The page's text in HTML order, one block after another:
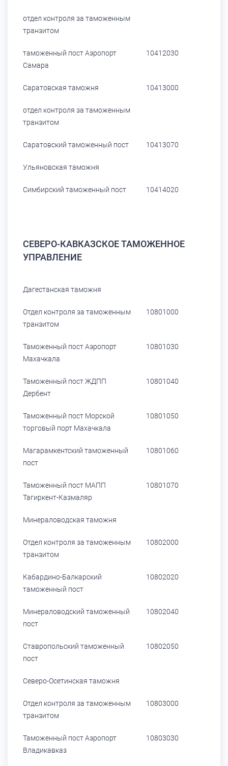
отдел контроля за таможенным
транзитом
таможенный пост Аэропорт
Самара
10412030
Саратовская таможня 10413000
отдел контроля за таможенным
транзитом
Саратовский таможенный пост 10413070
Ульяновская таможня
Симбирский таможенный пост 10414020
СЕВЕРО-КАВКАЗСКОЕ ТАМОЖЕННОЕ
УПРАВЛЕНИЕ
Дагестанская таможня
Отдел контроля за таможенным
транзитом
10801000
Таможенный пост Аэропорт
Махачкала
10801030
Таможенный пост ЖДПП
Дербент
10801040
Таможенный пост Морской
торговый порт Махачкала
10801050
Магарамкентский таможенный
пост
10801060
Таможенный пост МАПП
Тагиркент-Казмаляр
10801070
Минераловодская таможня
Отдел контроля за таможенным
транзитом
10802000
Кабардино-Балкарский
таможенный пост
10802020
Минераловодский таможенный
пост
10802040
Ставропольский таможенный
пост
10802050
Северо-Осетинская таможня
Отдел контроля за таможенным
транзитом
10803000
Таможенный пост Аэропорт
Владикавказ
10803030